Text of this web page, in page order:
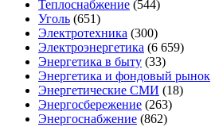
Теплоснабжение (544)
Уголь (651)
Электротехника (300)
Электроэнергетика (6 659)
Энергетика в быту (33)
Энергетика и фондовый рынок
Энергетические СМИ (18)
Энергосбережение (263)
Энергоснабжение (862)